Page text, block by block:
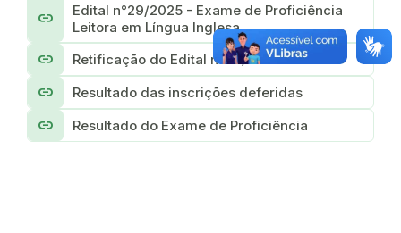
link
Edital n°29/2025 - Exame de Proficiência
Leitora em Língua Inglesa
link Retificação do Edital n°29/2025
link Resultado das inscrições deferidas
link Resultado do Exame de Proficiência